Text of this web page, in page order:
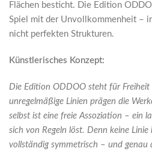
Flächen besticht. Die Edition
Spiel mit der Unvollkommenheit –
nicht perfekten Strukturen.
Künstlerisches Konzept:
Die Edition ODDOO steht für Freiheit
unregelmäßige Linien prägen die
selbst ist eine freie Assoziation – ein
sich von Regeln löst. Denn keine Linie
vollständig symmetrisch – und genau